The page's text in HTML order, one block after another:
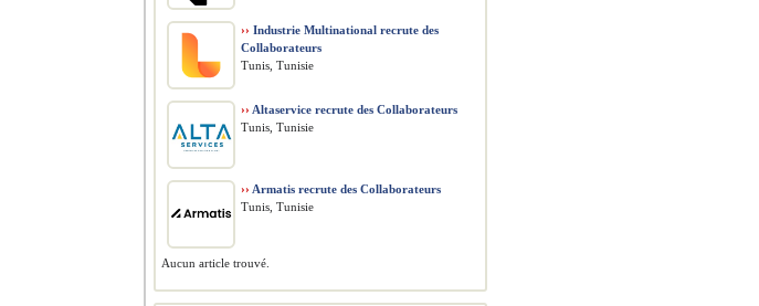
›› Industrie Multinational recrute des
Collaborateurs
Tunis, Tunisie
›› Altaservice recrute des Collaborateurs
Tunis, Tunisie
›› Armatis recrute des Collaborateurs
Tunis, Tunisie
Aucun article trouvé.